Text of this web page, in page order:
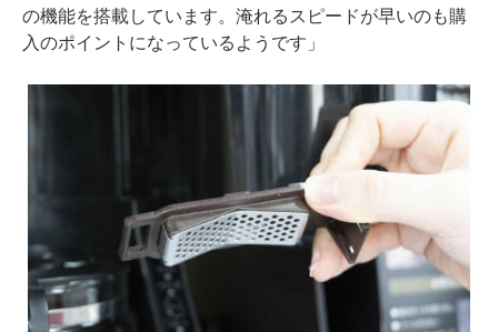
の機能を搭載しています。淹れるスピードが早いのも購
入のポイントになっているようです」